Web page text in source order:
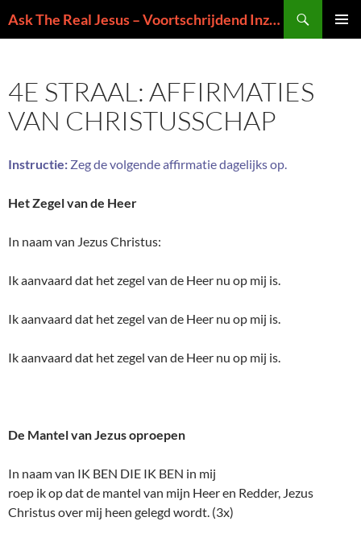
naar
Ask The Real Jesus – Voortschrijdend Inzicht in de Zin van het Leven
4E STRAAL: AFFIRMATIES
VAN CHRISTUSSCHAP
Instructie: Zeg de volgende affirmatie dagelijks op.
Het Zegel van de Heer
In naam van Jezus Christus:
Ik aanvaard dat het zegel van de Heer nu op mij is.
Ik aanvaard dat het zegel van de Heer nu op mij is.
Ik aanvaard dat het zegel van de Heer nu op mij is.
De Mantel van Jezus oproepen
In naam van IK BEN DIE IK BEN in mij
roep ik op dat de mantel van mijn Heer en Redder, Jezus
Christus over mij heen gelegd wordt. (3x)